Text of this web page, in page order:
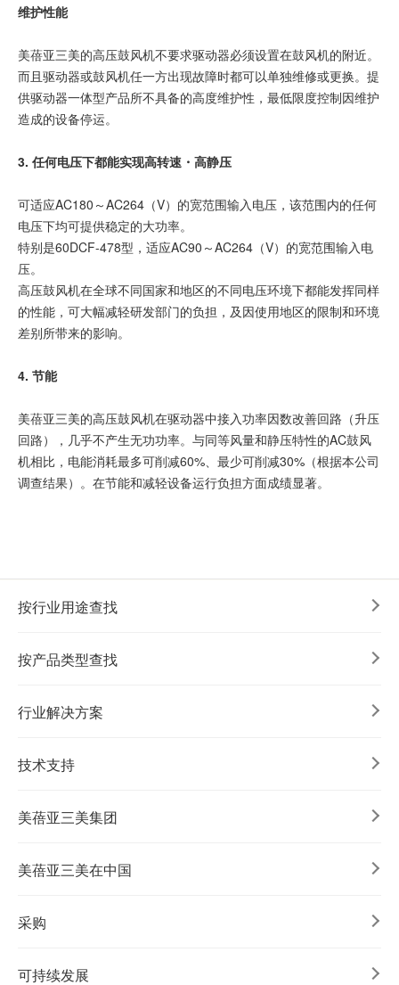
维护性能
美蓓亚三美的高压鼓风机不要求驱动器必须设置在鼓风机的附近。
而且驱动器或鼓风机任一方出现故障时都可以单独维修或更换。提
供驱动器一体型产品所不具备的高度维护性，最低限度控制因维护
造成的设备停运。
3. 任何电压下都能实现高转速・高静压
可适应AC180～AC264（V）的宽范围输入电压，该范围内的任何
电压下均可提供稳定的大功率。
特别是60DCF-478型，适应AC90～AC264（V）的宽范围输入电
压。
高压鼓风机在全球不同国家和地区的不同电压环境下都能发挥同样
的性能，可大幅减轻研发部门的负担，及因使用地区的限制和环境
差别所带来的影响。
4. 节能
美蓓亚三美的高压鼓风机在驱动器中接入功率因数改善回路（升压
回路），几乎不产生无功功率。与同等风量和静压特性的AC鼓风
机相比，电能消耗最多可削减60%、最少可削减30%（根据本公司
调查结果）。在节能和减轻设备运行负担方面成绩显著。
按行业用途查找
按产品类型查找
行业解决方案
技术支持
美蓓亚三美集团
美蓓亚三美在中国
采购
可持续发展